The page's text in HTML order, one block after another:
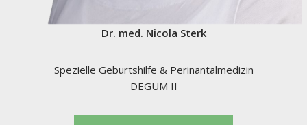
Dr. med. Nicola Sterk
Spezielle Geburtshilfe & Perinantalmedizin
DEGUM II